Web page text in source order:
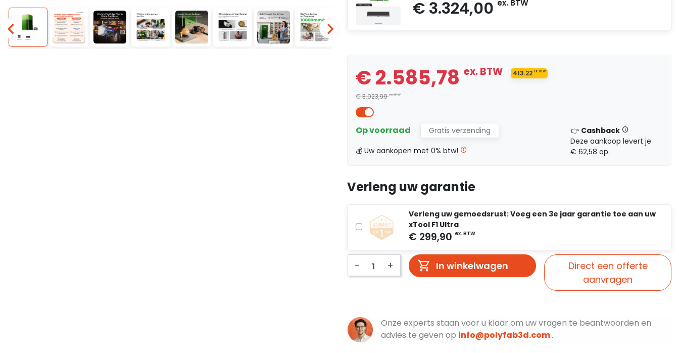
€ 3.324,00
€ 2.585,78 ex. BTW
€ 3.023,99ex. BTW
413.22 EX. BTW
Op voorraad
Gratis verzending
💰 Uw aankopen met 0% btw!
👉 Cashback
Deze aankoop levert je
€ 62,58 op.
Verleng uw garantie
Verleng uw gemoedsrust: Voeg een 3e jaar garantie toe aan uw
xTool F1 Ultra
- + In winkelwagen
Direct een offerte
aanvragen
Onze experts staan voor u klaar om uw vragen te beantwoorden en
advies te geven op info@polyfab3d.com.